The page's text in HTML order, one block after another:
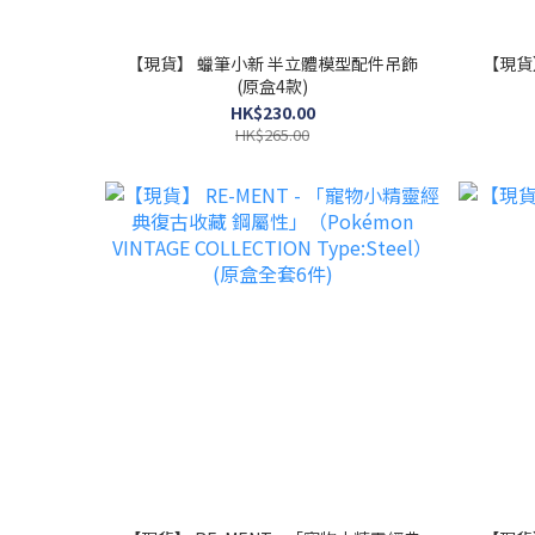
【現貨】 蠟筆小新 半立體模型配件吊飾
(原盒4款)
HK$230.00
HK$265.00
【現